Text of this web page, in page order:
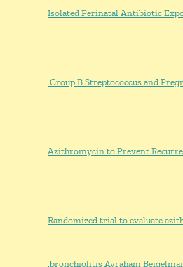
Group B Streptococcus and
Azithromycin to Prevent
Randomized trial to evaluate
bronchiolitis Avraham